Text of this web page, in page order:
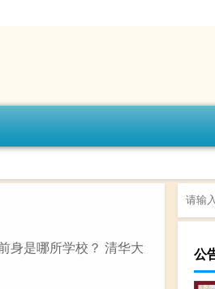
身是哪所学校？ 清华大
公